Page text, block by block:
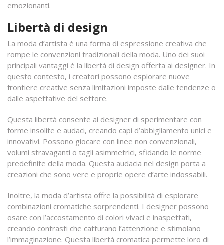
emozionanti.
Libertà di design
La moda d’artista è una forma di espressione creativa che
rompe le convenzioni tradizionali della moda. Uno dei suoi
principali vantaggi è la libertà di design offerta ai designer. In
questo contesto, i creatori possono esplorare nuove
frontiere creative senza limitazioni imposte dalle tendenze o
dalle aspettative del settore.
Questa libertà consente ai designer di sperimentare con
forme insolite e audaci, creando capi d’abbigliamento unici e
innovativi. Possono giocare con linee non convenzionali,
volumi stravaganti o tagli asimmetrici, sfidando le norme
predefinite della moda. Questa audacia nel design porta a
creazioni che sono vere e proprie opere d’arte indossabili.
Inoltre, la moda d’artista offre la possibilità di esplorare
combinazioni cromatiche sorprendenti. I designer possono
osare con l’accostamento di colori vivaci e inaspettati,
creando contrasti che catturano l’attenzione e stimolano
l’immaginazione. Questa libertà cromatica permette loro di